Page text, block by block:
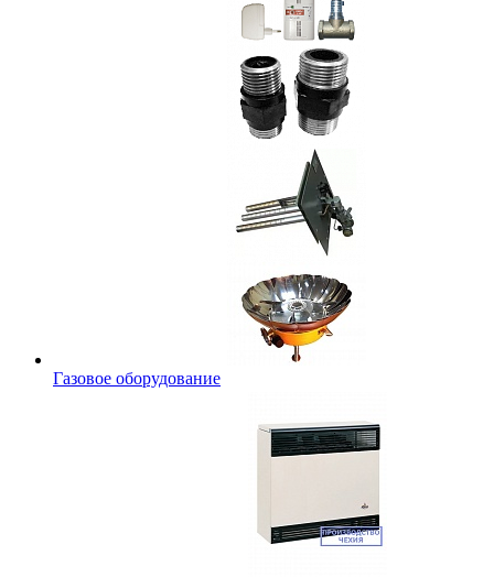
Газовое оборудование